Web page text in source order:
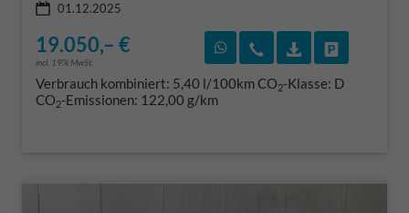
01.12.2025
19.050,– €
incl. 19% MwSt.
Rückruf vereinbaren
Wir rufen Sie an
Verbrauch kombiniert: 5,40 l/100kmCO2-Klasse: D
CO2-Emissionen: 122,00 g/km